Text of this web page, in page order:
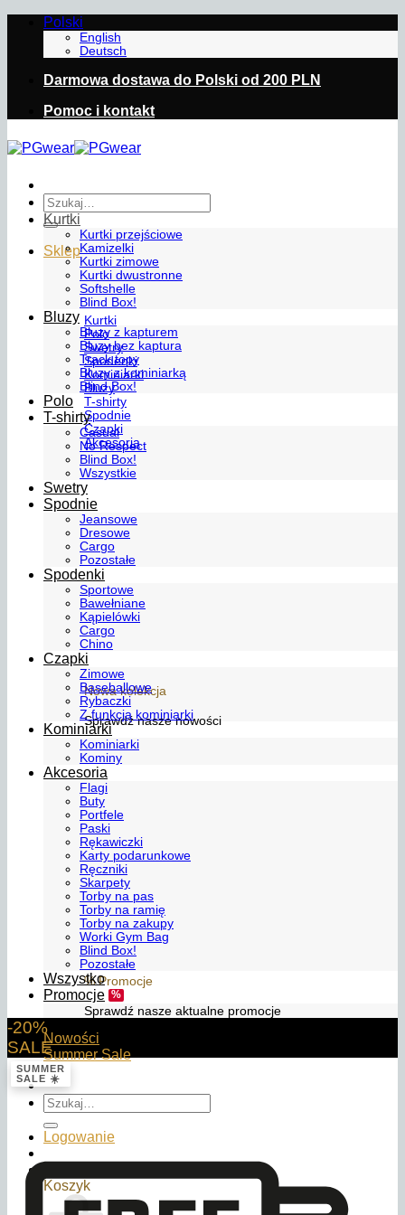
Przewiń
zawartości
Polski
English
Deutsch
Darmowa dostawa do Polski od 200 PLN
Pomoc i kontakt
Szukaj:
Sklep
Kurtki
Polo
Swetry
Spodenki
Kominiarki
Bluzy
T-shirty
Spodnie
Czapki
Akcesoria
Nowa kolekcja
Sprawdź nasze nowości
% Promocje
Sprawdź nasze aktualne promocje
Nowości
Summer Sale
Szukaj:
Logowanie
Koszyk
Kurtki
Kurtki przejściowe
Kamizelki
Kurtki zimowe
Kurtki dwustronne
Softshelle
Blind Box!
Bluzy
Bluzy z kapturem
Bluzy bez kaptura
Track topy
Bluzy z kominiarką
Blind Box!
Polo
T-shirty
Casual
No Respect
Blind Box!
Wszystkie
Swetry
Spodnie
Jeansowe
Dresowe
Cargo
Pozostałe
Spodenki
Sportowe
Bawełniane
Kąpielówki
Cargo
Chino
Czapki
Zimowe
Baseballowe
Rybaczki
Z funkcją kominiarki
Kominiarki
Kominiarki
Kominy
Akcesoria
Flagi
Buty
Portfele
Paski
Rękawiczki
Karty podarunkowe
Ręczniki
Skarpety
Torby na pas
Torby na ramię
Torby na zakupy
Worki Gym Bag
Blind Box!
Pozostałe
Wszystko
Promocje
-20%
SALE
SUMMER
SALE ☀️